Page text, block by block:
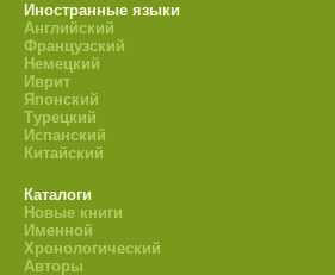
Иностранные языки
Английский
Французский
Немецкий
Иврит
Японский
Турецкий
Испанский
Китайский
Каталоги
Новые книги
Именной
Хронологический
Авторы